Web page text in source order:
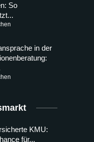
So
in der
KMU:
für...